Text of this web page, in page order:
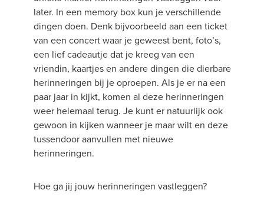
later. In een memory box kun je verschillende
dingen doen. Denk bijvoorbeeld aan een ticket
van een concert waar je geweest bent, foto’s,
een lief cadeautje dat je kreeg van een
vriendin, kaartjes en andere dingen die dierbare
herinneringen bij je oproepen. Als je er na een
paar jaar in kijkt, komen al deze herinneringen
weer helemaal terug. Je kunt er natuurlijk ook
gewoon in kijken wanneer je maar wilt en deze
tussendoor aanvullen met nieuwe
herinneringen.
Hoe ga jij jouw herinneringen vastleggen?